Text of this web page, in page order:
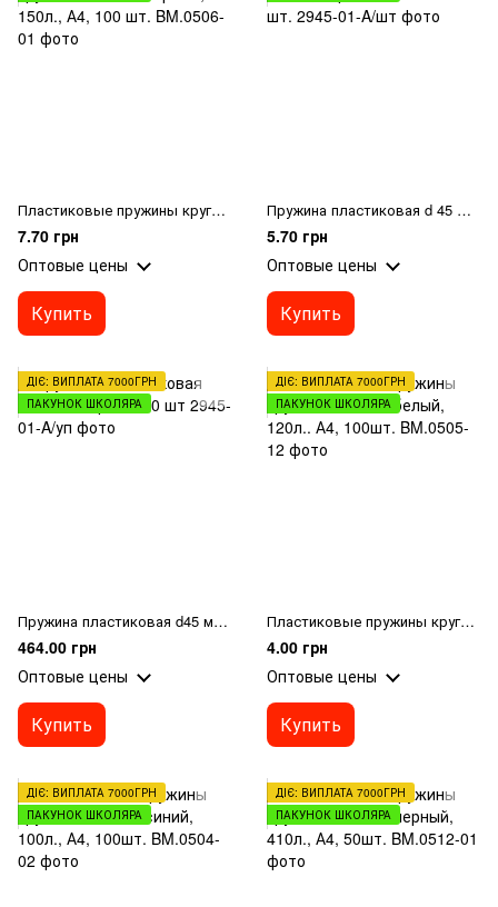
Пластиковые пружины круглые d 19мм, черный, 150л., А4, 100 шт.
7.70 грн
Оптовые цены
Купить
Пружина пластиковая d 45 мм, черная, цена за 1 шт.
5.70 грн
Оптовые цены
Купить
ДІЄ: ВИПЛАТА 7000ГРН
ПАКУНОК ШКОЛЯРА
Пружина пластиковая d45 мм, черная, 50 шт
464.00 грн
Оптовые цены
Купить
ДІЄ: ВИПЛАТА 7000ГРН
ПАКУНОК ШКОЛЯРА
Пластиковые пружины круглые d 16мм, белый, 120л.. А4, 100шт.
4.00 грн
Оптовые цены
Купить
ДІЄ: ВИПЛАТА 7000ГРН
ПАКУНОК ШКОЛЯРА
ДІЄ: ВИПЛАТА 7000ГРН
ПАКУНОК ШКОЛЯРА